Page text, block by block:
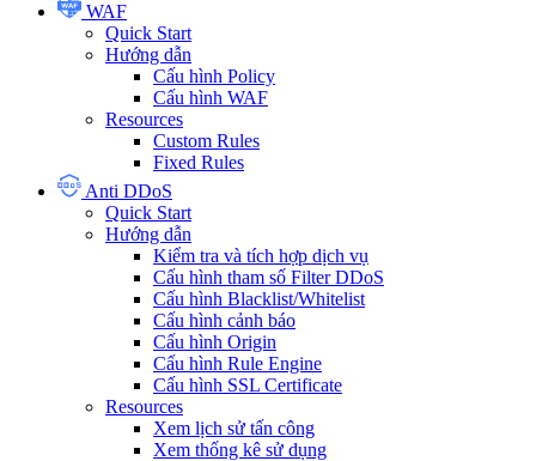
WAF
Quick Start
Hướng dẫn
Cấu hình Policy
Cấu hình WAF
Resources
Custom Rules
Fixed Rules
Anti DDoS
Quick Start
Hướng dẫn
Kiểm tra và tích hợp dịch vụ
Cấu hình tham số Filter DDoS
Cấu hình Blacklist/Whitelist
Cấu hình cảnh báo
Cấu hình Origin
Cấu hình Rule Engine
Cấu hình SSL Certificate
Resources
Xem lịch sử tấn công
Xem thống kê sử dụng